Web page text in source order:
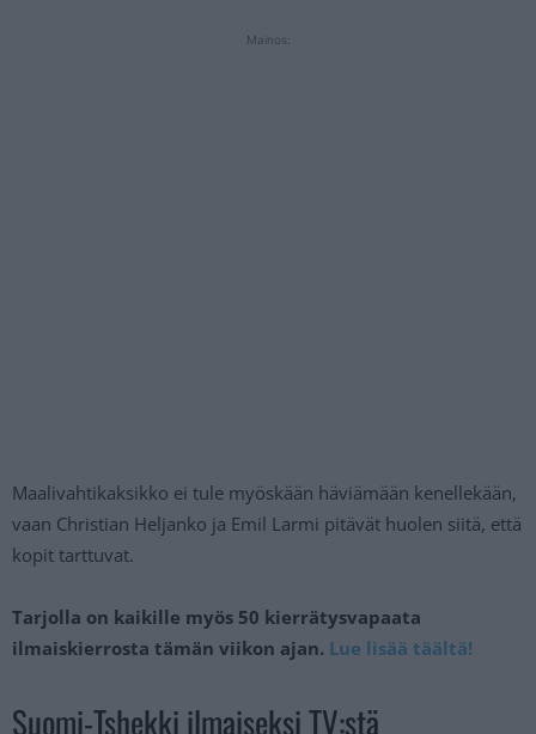
Mainos:
Maalivahtikaksikko ei tule myöskään häviämään kenellekään,
vaan Christian Heljanko ja Emil Larmi pitävät huolen siitä, että
kopit tarttuvat.
Tarjolla on kaikille myös 50 kierrätysvapaata
ilmaiskierrosta tämän viikon ajan. Lue lisää täältä!
Suomi-Tshekki ilmaiseksi TV:stä